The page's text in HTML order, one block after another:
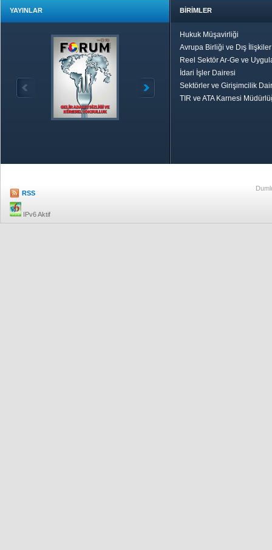
YAYINLAR BİRİMLER
Hukuk Müşavirliği
Avrupa Birliği ve Dış
Reel Sektör Ar-Ge ve
İdari İşler Dairesi
Sektörler ve Girişimcilik
TIR ve ATA Karnesi
RSS
IPv6 Aktif